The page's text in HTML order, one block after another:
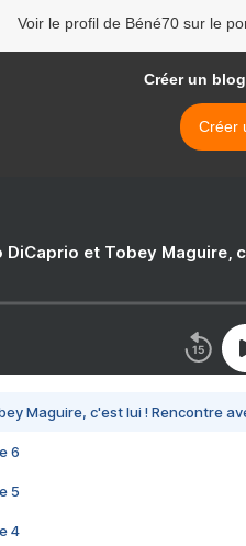
Voir le profil de Béné70 sur le
Créer un
Créer
DiCaprio et Tobey Maguire,
Maguire, c'est lui ! Rencontre
6
5
4